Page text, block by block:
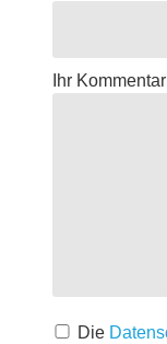
Ihr Kommentar
Die